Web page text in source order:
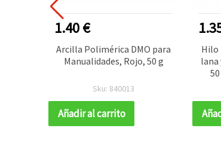
1.40 €
Arcilla Polimérica DMO para
Manualidades, Rojo, 50 g
Sku: 840013
Añadir al carrito
Hilo
lana